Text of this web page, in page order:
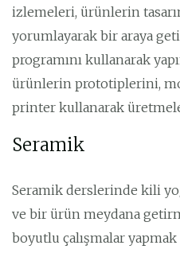
izlemeleri, ürünlerin
yorumlayarak bir araya
programını kullanarak
ürünlerin prototiplerini,
printer kullanarak
Seramik
Seramik derslerinde kili
ve bir ürün meydana
boyutlu çalışmalar